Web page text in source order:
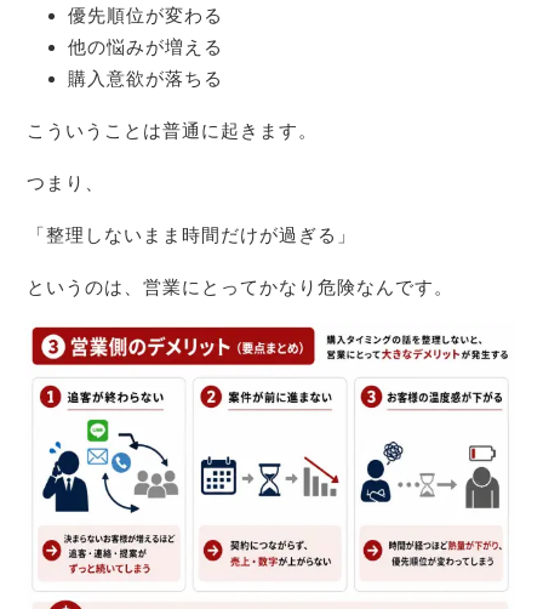
優先順位が変わる
他の悩みが増える
購入意欲が落ちる
こういうことは普通に起きます。
つまり、
「整理しないまま時間だけが過ぎる」
というのは、営業にとってかなり危険なんです。